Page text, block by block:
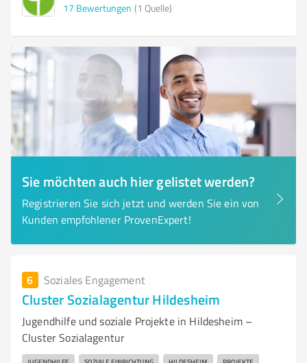
17 Bewertungen (1 Quelle)
Sie möchten auch hier gelistet werden?
Registrieren Sie sich jetzt und werden Sie ein von
Kunden empfohlener ProvenExpert!
6 Soziales Engagement
Cluster Sozialagentur Hildesheim
Jugendhilfe und soziale Projekte in Hildesheim –
Cluster Sozialagentur